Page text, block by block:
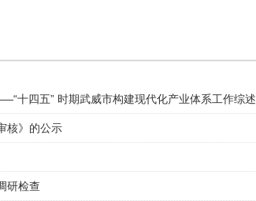
十四五” 时期武威市构建现代化产业体系工作综述
核》的公示
研检查